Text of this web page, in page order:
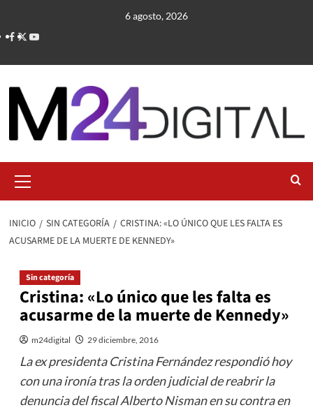
contenido
6 agosto, 2026
primario
INICIO SIN CATEGORÍA
CRISTINA: «LO ÚNICO QUE LES FALTA ES
ACUSARME DE LA MUERTE DE KENNEDY»
Sin categoría
Cristina: «Lo único que les falta es
acusarme de la muerte de Kennedy»
m24digital 29 diciembre, 2016
La ex presidenta Cristina Fernández respondió hoy
con una ironía tras la orden judicial de reabrir la
denuncia del fiscal Alberto Nisman en su contra en